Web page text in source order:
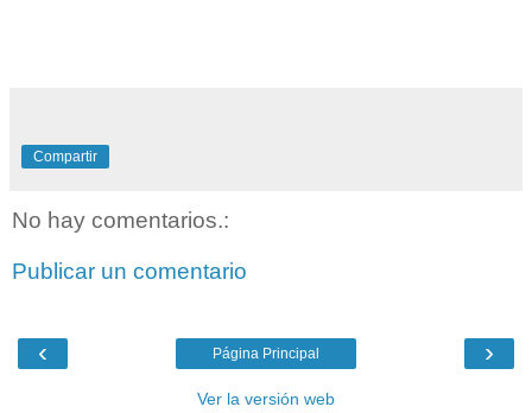
Compartir
No hay comentarios.:
Publicar un comentario
‹ ›
Página Principal
Ver la versión web